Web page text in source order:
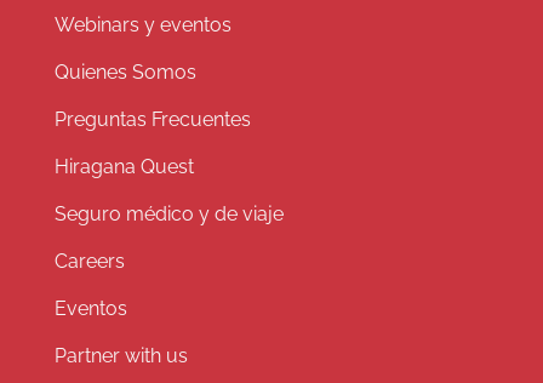
Webinars y eventos
Quienes Somos
Preguntas Frecuentes
Hiragana Quest
Seguro médico y de viaje
Careers
Eventos
Partner with us